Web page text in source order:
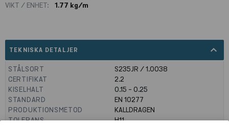
VIKT / ENHET:
1.77 kg/m
TEKNISKA DETALJER expand_less
STÅLSORT
S235JR / 1.0038
CERTIFIKAT
2.2
KISELHALT
0.15 - 0.25
STANDARD
EN 10277
PRODUKTIONSMETOD
KALLDRAGEN
TOLERANS
H11